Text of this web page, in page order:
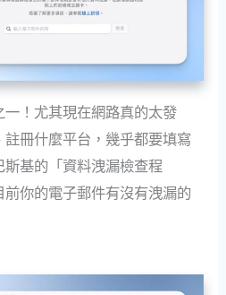
！尤其現在網路真的太發
冊什麼平台，幾乎都要填寫
基的「資料洩漏檢查程
你的電子郵件有沒有洩漏的